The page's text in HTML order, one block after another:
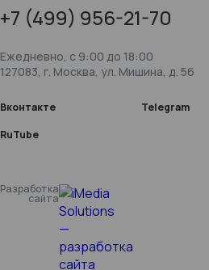
Вконтакте
Telegram
RuTube
+7 (499) 956-21-70
Ежедневно, c 9:00 до 18:00
127083, г. Москва, ул. Мишина, д. 56
Разработка
сайта